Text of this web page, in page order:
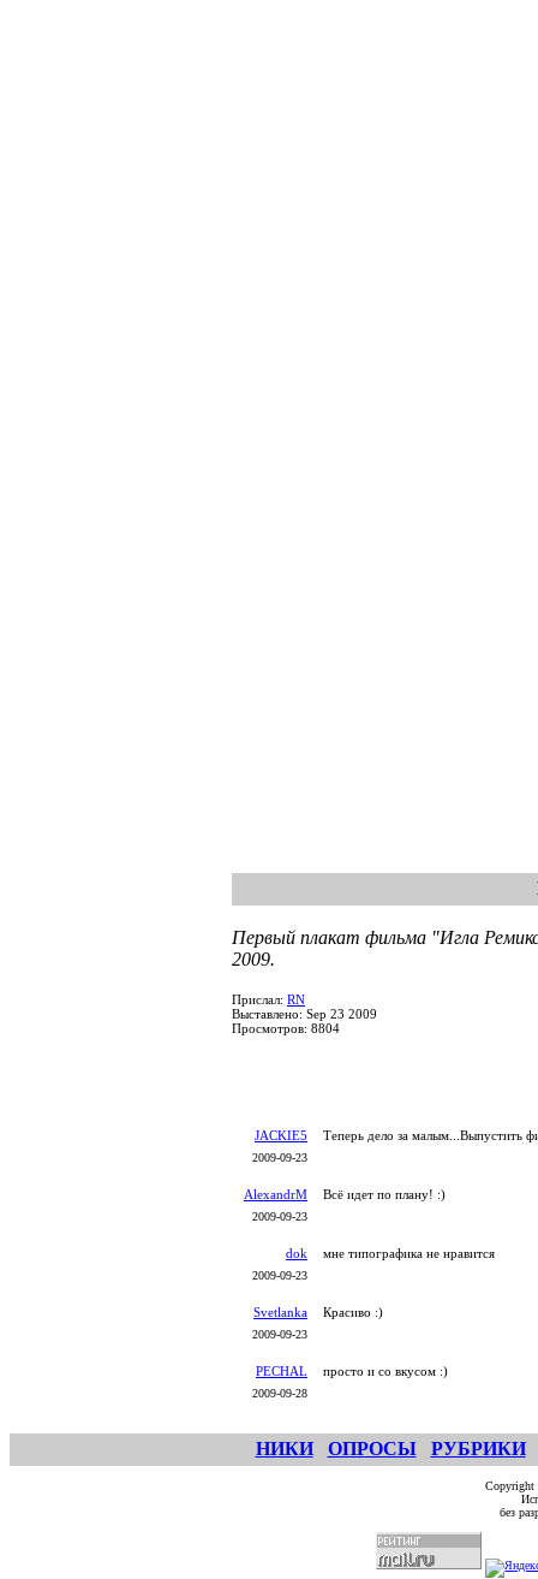
Первый плакат фильма "Игла
2009.
Прислал: RN
Выставлено: Sep 23 2009
Просмотров: 8804
JACKIE5
2009-09-23
Теперь дело за малым...Выпустить
AlexandrM
2009-09-23
Всё идет по плану! :)
dok
2009-09-23
мне типографика не нравится
Svetlanka
2009-09-23
Красиво :)
PECHAL
2009-09-28
просто и со вкусом :)
НИКИ ОПРОСЫ РУБРИКИ
без